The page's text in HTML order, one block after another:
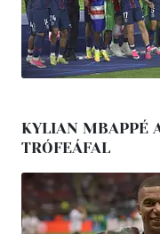
KYLIAN MBAPPÉ
TRÓFEÁFAL